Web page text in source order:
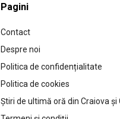
Pagini
Contact
Despre noi
Politica de confidențialitate
Politica de cookies
Știri de ultimă oră din Craiova și